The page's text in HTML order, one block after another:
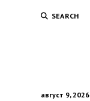
SEARCH
август 9, 2026